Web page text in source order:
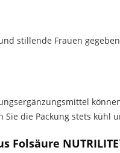
stillende Frauen
die Packung stets kühl
Folsäure